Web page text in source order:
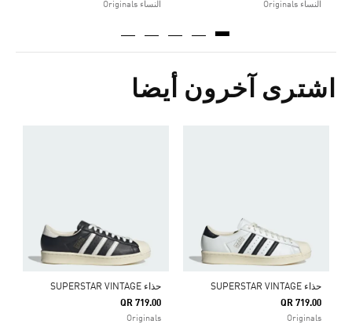
النساء Originals النساء Originals
اشترى آخرون أيضا
حذاء SUPERSTAR VINTAGE
QR 719.00
Originals
حذاء SUPERSTAR VINTAGE
QR 719.00
Originals